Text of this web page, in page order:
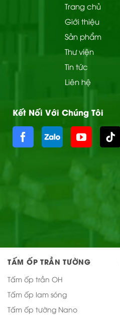
Trang chủ
Giới thiệu
Sản phẩm
Thư viện
Tin tức
Liên hệ
Kết Nối Với Chúng Tôi
TẤM ỐP TRẦN TƯỜNG
Tấm ốp trần OH
Tấm ốp lam sóng
Tấm ốp tường Nano